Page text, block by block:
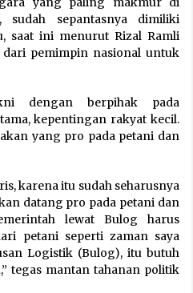
sudah sepantasnya dimiliki
saat ini menurut Rizal Ramli
pemimpin nasional untuk
dengan berpihak pada
kepentingan rakyat kecil.
yang pro pada petani dan
karena itu sudah seharusnya
datang pro pada petani dan
lewat Bulog harus
petani seperti zaman saya
Logistik (Bulog), itu butuh
tegas mantan tahanan politik